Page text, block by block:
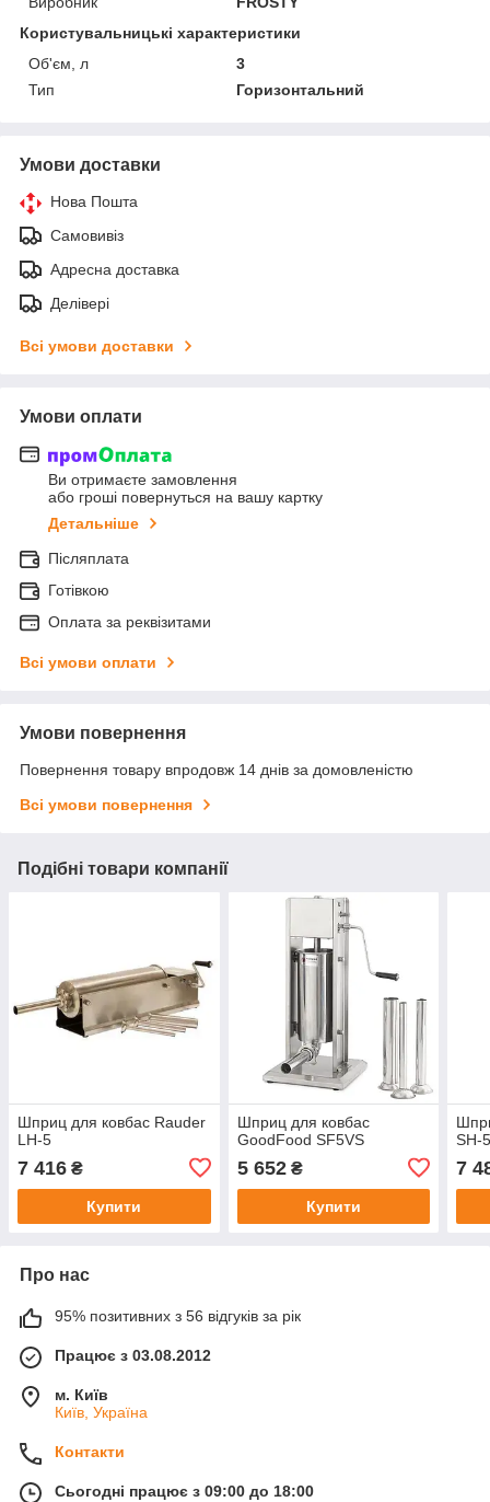
Користувальницькі характеристики
Об'єм, л
3
Тип
Горизонтальний
Умови доставки
Нова Пошта
Самовивіз
Адресна доставка
Делівері
Всі умови доставки
Умови оплати
Ви отримаєте замовлення
або гроші повернуться на вашу картку
Детальніше
Післяплата
Готівкою
Оплата за реквізитами
Всі умови оплати
Умови повернення
Повернення товару впродовж 14 днів за домовленістю
Всі умови повернення
Подібні товари компанії
Шприц для ковбас Rauder
LH-5
7 416 ₴
Купити
Шприц для ковбас
GoodFood SF5VS
5 652₴
Купити
SH-
7
Про нас
95% позитивних з 56 відгуків за рік
Працює з 03.08.2012
м. Київ
Київ, Україна
Контакти
Сьогодні працює з 09:00 до 18:00